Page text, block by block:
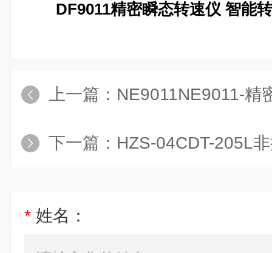
DF9011精密瞬态转速仪 智能
上一篇： NE9011NE9011-精
下一篇： HZS-04CDT-205L
* 姓名：